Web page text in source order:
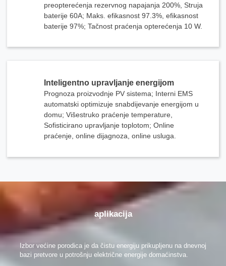
preopterećenja rezervnog napajanja 200%, Struja
baterije 60A; Maks. efikasnost 97.3%, efikasnost
baterije 97%; Tačnost praćenja opterećenja 10 W.
Inteligentno upravljanje energijom
Prognoza proizvodnje PV sistema; Interni EMS
automatski optimizuje snabdijevanje energijom u
domu; Višestruko praćenje temperature,
Sofisticirano upravljanje toplotom; Online
praćenje, online dijagnoza, online usluga.
aplikacija
Izbor većine porodica je da čistu energiju prikupljenu na dnevnoj
bazi pretvore u potrošnju električne energije domaćinstva.